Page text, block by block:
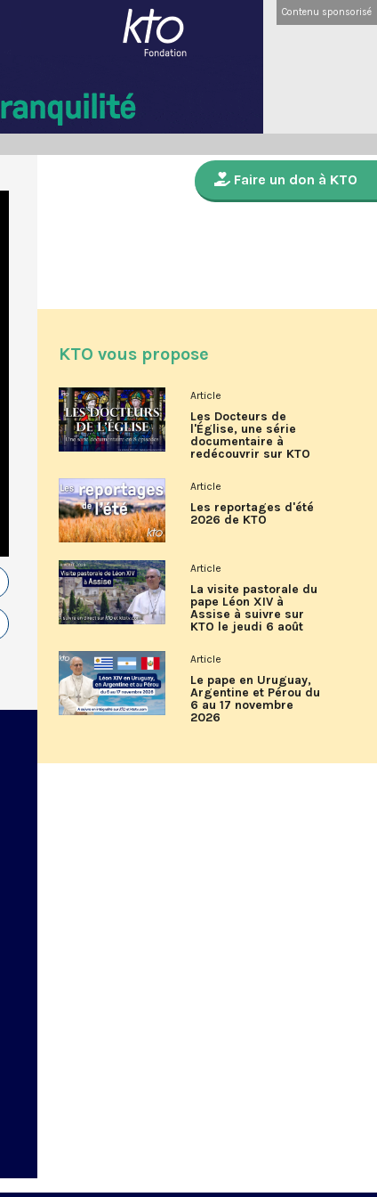
Contenu sponsorisé
Faire un don à KTO
KTO vous propose
Article
Les Docteurs de
l'Église, une série
documentaire à
redécouvrir sur KTO
Article
Les reportages d'été
2026 de KTO
Article
La visite pastorale du
pape Léon XIV à
Assise à suivre sur
KTO le jeudi 6 août
Article
Le pape en Uruguay,
Argentine et Pérou du
6 au 17 novembre
2026